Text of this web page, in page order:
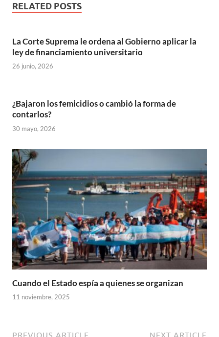
RELATED POSTS
La Corte Suprema le ordena al Gobierno aplicar la
ley de financiamiento universitario
26 junio, 2026
¿Bajaron los femicidios o cambió la forma de
contarlos?
30 mayo, 2026
Cuando el Estado espía a quienes se organizan
11 noviembre, 2025
PREVIOUS ARTICLE NEXT ARTICLE